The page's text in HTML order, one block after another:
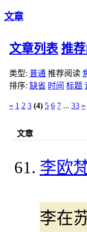
文章
文章列表 推
类型: 普通 推荐阅读
排序: 缺省 时间 标题
« 1 2 3 (4) 5 6 7 ... 33 »
文章
李欧
李在